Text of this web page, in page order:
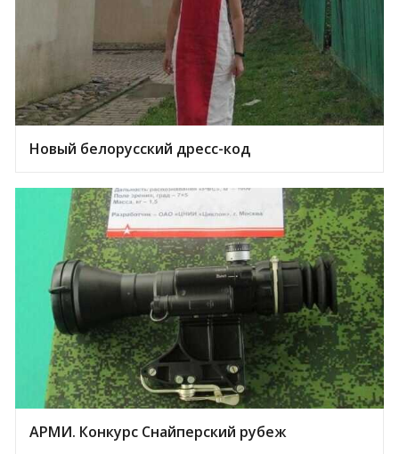
Новый белорусский дресс-код
АРМИ. Конкурс Снайперский рубеж